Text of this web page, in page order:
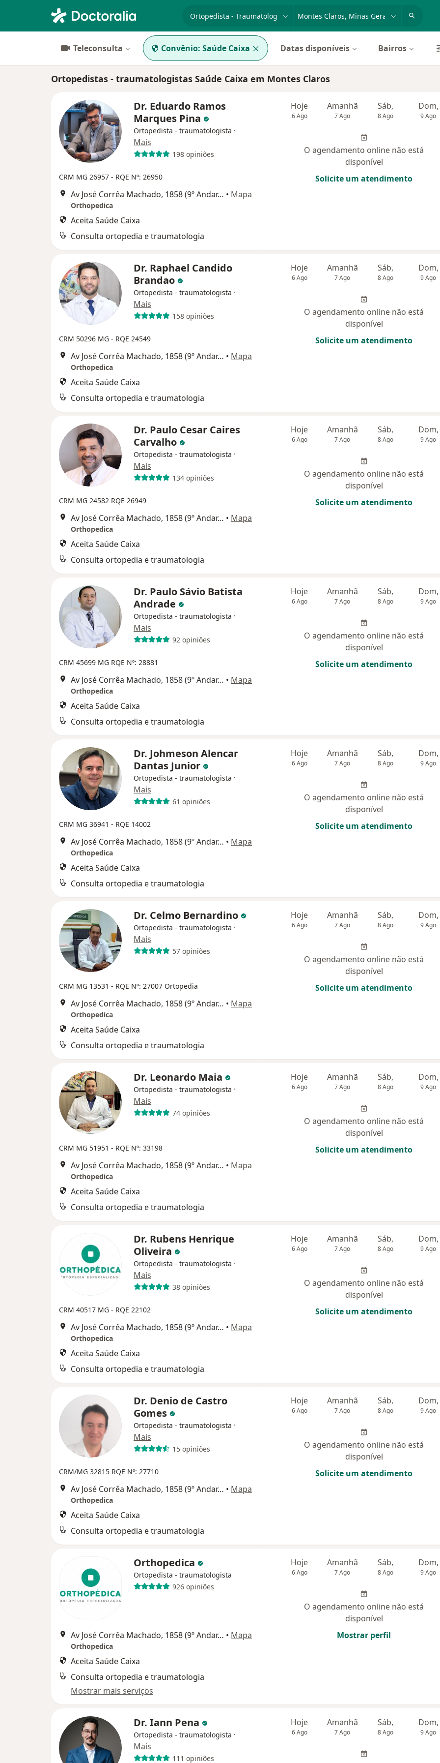
Teleconsulta Convênio: Saúde Caixa Datas disponíveis Bairros
Ortopedistas - traumatologistas Saúde Caixa em Montes Claros
Dr. Eduardo Ramos
Marques Pina
Ortopedista - traumatologista ·
Mais
198 opiniões
CRM MG 26957 - RQE Nº: 26950
Av José Corrêa Machado, 1858 (9º Andar, Sala 901) Edificio Medical Center, Montes Claros • Mapa
Orthopedica
Aceita Saúde Caixa
Consulta ortopedia e traumatologia
Hoje
6 Ago
Amanhã
7 Ago
Sáb,
8 Ago
Dom,
9 Ago
O agendamento online não está
disponível
Solicite um atendimento
Dr. Raphael Candido
Brandao
Ortopedista - traumatologista ·
Mais
158 opiniões
CRM 50296 MG - RQE 24549
Av José Corrêa Machado, 1858 (9º Andar, Sala 901) Edificio Medical Center, Montes Claros • Mapa
Orthopedica
Aceita Saúde Caixa
Consulta ortopedia e traumatologia
Hoje
6 Ago
Amanhã
7 Ago
Sáb,
8 Ago
Dom,
9 Ago
O agendamento online não está
disponível
Solicite um atendimento
Dr. Paulo Cesar Caires
Carvalho
Ortopedista - traumatologista ·
Mais
134 opiniões
CRM MG 24582 RQE 26949
Av José Corrêa Machado, 1858 (9º Andar, Sala 901) Edificio Medical Center, Montes Claros • Mapa
Orthopedica
Aceita Saúde Caixa
Consulta ortopedia e traumatologia
Hoje
6 Ago
Amanhã
7 Ago
Sáb,
8 Ago
Dom,
9 Ago
O agendamento online não está
disponível
Solicite um atendimento
Dr. Paulo Sávio Batista
Andrade
Ortopedista - traumatologista ·
Mais
92 opiniões
CRM 45699 MG RQE Nº: 28881
Av José Corrêa Machado, 1858 (9º Andar, Sala 901) Edificio Medical Center, Montes Claros • Mapa
Orthopedica
Aceita Saúde Caixa
Consulta ortopedia e traumatologia
Hoje
6 Ago
Amanhã
7 Ago
Sáb,
8 Ago
Dom,
9 Ago
O agendamento online não está
disponível
Solicite um atendimento
Dr. Johmeson Alencar
Dantas Junior
Ortopedista - traumatologista ·
Mais
61 opiniões
CRM MG 36941 - RQE 14002
Av José Corrêa Machado, 1858 (9º Andar, Sala 901) Edificio Medical Center, Montes Claros • Mapa
Orthopedica
Aceita Saúde Caixa
Consulta ortopedia e traumatologia
Hoje
6 Ago
Amanhã
7 Ago
Sáb,
8 Ago
Dom,
9 Ago
O agendamento online não está
disponível
Solicite um atendimento
Dr. Celmo Bernardino
Ortopedista - traumatologista ·
Mais
57 opiniões
CRM MG 13531 - RQE Nº: 27007 Ortopedia
Av José Corrêa Machado, 1858 (9º Andar, Sala 901) Edificio Medical Center, Montes Claros • Mapa
Orthopedica
Aceita Saúde Caixa
Consulta ortopedia e traumatologia
Hoje
6 Ago
Amanhã
7 Ago
Sáb,
8 Ago
Dom,
9 Ago
O agendamento online não está
disponível
Solicite um atendimento
Dr. Leonardo Maia
Ortopedista - traumatologista ·
Mais
74 opiniões
CRM MG 51951 - RQE Nº: 33198
Av José Corrêa Machado, 1858 (9º Andar, Sala 901) Edificio Medical Center, Montes Claros • Mapa
Orthopedica
Aceita Saúde Caixa
Consulta ortopedia e traumatologia
Hoje
6 Ago
Amanhã
7 Ago
Sáb,
8 Ago
Dom,
9 Ago
O agendamento online não está
disponível
Solicite um atendimento
Dr. Rubens Henrique
Oliveira
Ortopedista - traumatologista ·
Mais
38 opiniões
CRM 40517 MG - RQE 22102
Av José Corrêa Machado, 1858 (9º Andar, Sala 901) Edificio Medical Center, Montes Claros • Mapa
Orthopedica
Aceita Saúde Caixa
Consulta ortopedia e traumatologia
Hoje
6 Ago
Amanhã
7 Ago
Sáb,
8 Ago
Dom,
9 Ago
O agendamento online não está
disponível
Solicite um atendimento
Dr. Denio de Castro
Gomes
Ortopedista - traumatologista ·
Mais
15 opiniões
CRM/MG 32815 RQE Nº: 27710
Av José Corrêa Machado, 1858 (9º Andar, Sala 901) Edificio Medical Center, Montes Claros • Mapa
Orthopedica
Aceita Saúde Caixa
Consulta ortopedia e traumatologia
Hoje
6 Ago
Amanhã
7 Ago
Sáb,
8 Ago
Dom,
9 Ago
O agendamento online não está
disponível
Solicite um atendimento
Orthopedica
Ortopedista - traumatologista
926 opiniões
Av José Corrêa Machado, 1858 (9º Andar, Sala 901) Edificio Medical Center, Montes Claros • Mapa
Orthopedica
Aceita Saúde Caixa
Consulta ortopedia e traumatologia
Mostrar mais serviços
Hoje
6 Ago
Amanhã
7 Ago
Sáb,
8 Ago
Dom,
9 Ago
O agendamento online não está
disponível
Mostrar perfil
Dr. Iann Pena
Ortopedista - traumatologista ·
Mais
111 opiniões
Hoje
6 Ago
Amanhã
7 Ago
Sáb,
8 Ago
Dom,
9 Ago